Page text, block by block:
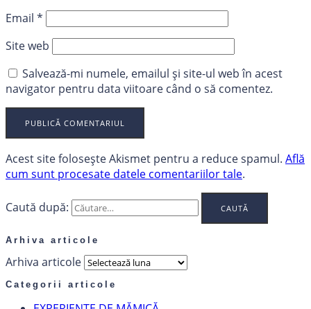
Email *
Site web
Salvează-mi numele, emailul și site-ul web în acest
navigator pentru data viitoare când o să comentez.
Acest site folosește Akismet pentru a reduce spamul. Află
cum sunt procesate datele comentariilor tale.
Caută după:
Arhiva articole
Arhiva articole
Categorii articole